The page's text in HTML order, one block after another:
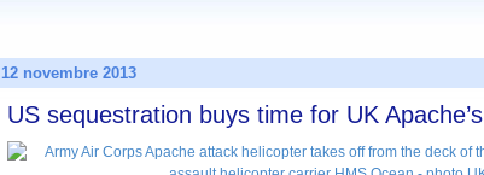
12 novembre 2013
US sequestration buys time for UK Apache’s